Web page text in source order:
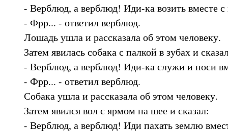
- Верблюд, а верблюд! Иди-ка возить вместе
- Фрр... - ответил верблюд.
Лошадь ушла и рассказала об этом человеку.
Затем явилась собака с палкой в зубах и
- Верблюд, а верблюд! Иди-ка служи и носи
- Фрр... - ответил верблюд.
Собака ушла и рассказала об этом человеку.
Затем явился вол с ярмом на шее и сказал:
- Верблюд, а верблюд! Иди пахать землю